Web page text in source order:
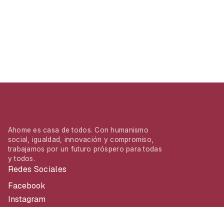
Ahome es casa de todos. Con humanismo
social, igualdad, innovación y compromiso,
trabajamos por un futuro próspero para todas
y todos.
Redes Sociales
Facebook
Instagram